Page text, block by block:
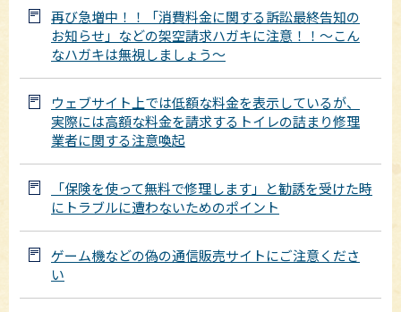
再び急増中！！「消費料金に関する訴訟最終告知の
お知らせ」などの架空請求ハガキに注意！！～こん
なハガキは無視しましょう～
ウェブサイト上では低額な料金を表示しているが、
実際には高額な料金を請求するトイレの詰まり修理
業者に関する注意喚起
「保険を使って無料で修理します」と勧誘を受けた時
にトラブルに遭わないためのポイント
ゲーム機などの偽の通信販売サイトにご注意くださ
い